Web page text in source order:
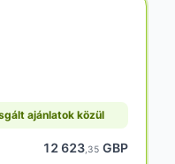
ajánlatok közül
12 623 ,35 GBP